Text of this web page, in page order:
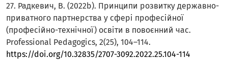
27. Радкевич, В. (2022b). Принципи розвитку державно-
приватного партнерства у сфері професійної
(професійно-технічної) освіти в повоєнний час.
Professional Pedagogics, 2(25), 104–114.
https://doi.org/10.32835/2707-3092.2022.25.104-114